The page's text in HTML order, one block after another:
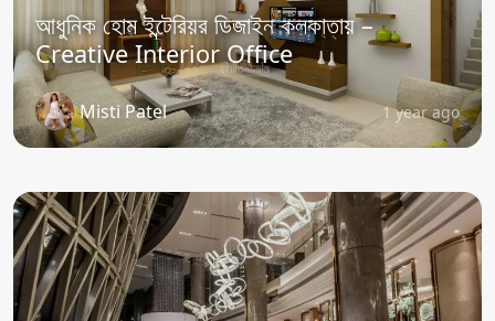
আধুনিক হোম ইন্টেরিয়র ডিজাইন কলকাতায় –
Creative Interior Office
Misti Patel 1 year ago